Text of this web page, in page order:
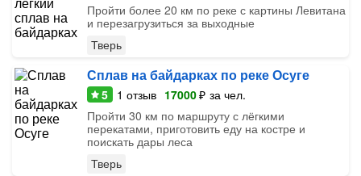
Пройти более 20 км по реке с картины Левитана
и перезагрузиться за выходные
Тверь
Сплав на байдарках по реке Осуге
5 1 отзыв 17000₽ за чел.
Пройти 30 км по маршруту с лёгкими
перекатами, приготовить еду на костре и
поискать дары леса
Тверь